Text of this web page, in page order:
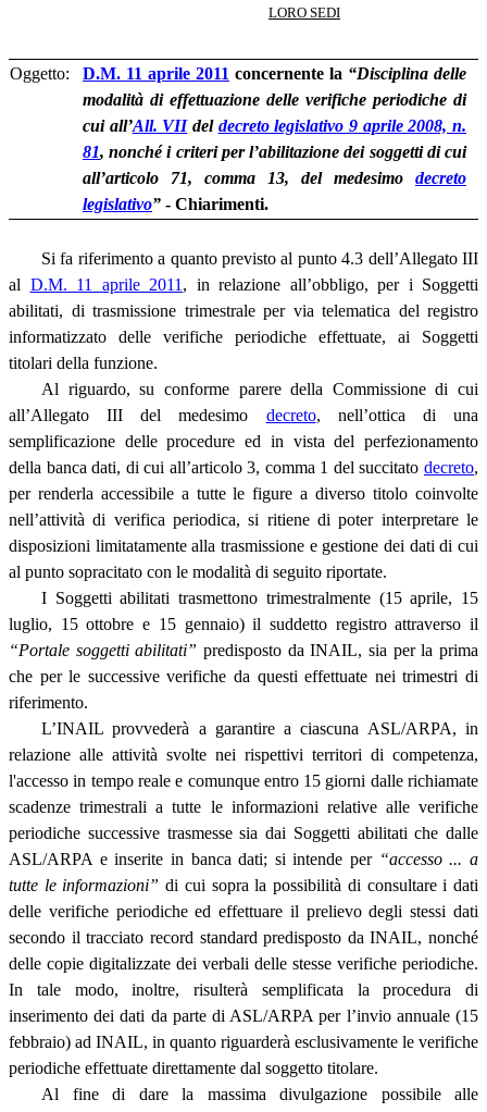
LORO SEDI
Oggetto: D.M. 11 aprile 2011 concernente la “Disciplina delle
modalità di effettuazione delle verifiche periodiche di
cui all’All. VIIdel decreto legislativo 9 aprile 2008, n.
81, nonché i criteri per l’abilitazione dei soggetti di cui
all’articolo 71, comma 13, del medesimo decreto
legislativo” - Chiarimenti.
Si fa riferimento a quanto previsto al punto 4.3 dell’Allegato III
al D.M. 11 aprile 2011 , in relazione all’obbligo, per i Soggetti
abilitati, di trasmissione trimestrale per via telematica del registro
informatizzato delle verifiche periodiche effettuate, ai Soggetti
titolari della funzione.
Al riguardo, su conforme parere della Commissione di cui
all’Allegato III del medesimo decreto, nell’ottica di una
semplificazione delle procedure ed in vista del perfezionamento
della banca dati, di cui all’articolo 3, comma 1 del succitato decreto,
per renderla accessibile a tutte le figure a diverso titolo coinvolte
nell’attività di verifica periodica, si ritiene di poter interpretare le
disposizioni limitatamente alla trasmissione e gestione dei dati di cui
al punto sopracitato con le modalità di seguito riportate.
I Soggetti abilitati trasmettono trimestralmente (15 aprile, 15
luglio, 15 ottobre e 15 gennaio) il suddetto registro attraverso il
“Portale soggetti abilitati” predisposto da INAIL, sia per la prima
che per le successive verifiche da questi effettuate nei trimestri di
riferimento.
L’INAIL provvederà a garantire a ciascuna ASL/ARPA, in
relazione alle attività svolte nei rispettivi territori di competenza,
l'accesso in tempo reale e comunque entro 15 giorni dalle richiamate
scadenze trimestrali a tutte le informazioni relative alle verifiche
periodiche successive trasmesse sia dai Soggetti abilitati che dalle
ASL/ARPA e inserite in banca dati; si intende per “accesso ... a
tutte le informazioni” di cui sopra la possibilità di consultare i dati
delle verifiche periodiche ed effettuare il prelievo degli stessi dati
secondo il tracciato record standard predisposto da INAIL, nonché
delle copie digitalizzate dei verbali delle stesse verifiche periodiche.
In tale modo, inoltre, risulterà semplificata la procedura di
inserimento dei dati da parte di ASL/ARPA per l’invio annuale (15
febbraio) ad INAIL, in quanto riguarderà esclusivamente le verifiche
periodiche effettuate direttamente dal soggetto titolare.
Al fine di dare la massima divulgazione possibile alle